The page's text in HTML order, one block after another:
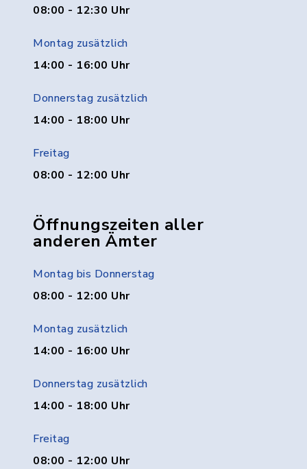
08:00 - 12:30 Uhr
Montag zusätzlich
14:00 - 16:00 Uhr
Donnerstag zusätzlich
14:00 - 18:00 Uhr
Freitag
08:00 - 12:00 Uhr
Öffnungszeiten aller
anderen Ämter
Montag bis Donnerstag
08:00 - 12:00 Uhr
Montag zusätzlich
14:00 - 16:00 Uhr
Donnerstag zusätzlich
14:00 - 18:00 Uhr
Freitag
08:00 - 12:00 Uhr